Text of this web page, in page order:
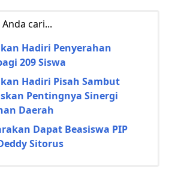
cari...
Hadiri Penyerahan
209 Siswa
Hadiri Pisah Sambut
Pentingnya Sinergi
Daerah
Dapat Beasiswa PIP
Sitorus